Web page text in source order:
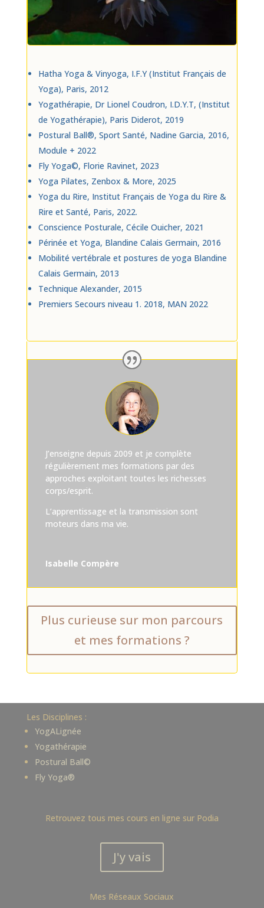
Hatha Yoga & Vinyoga, I.F.Y (Institut Français de
Yoga), Paris, 2012
Yogathérapie, Dr Lionel Coudron, I.D.Y.T, (Institut
de Yogathérapie), Paris Diderot, 2019
Postural Ball®, Sport Santé, Nadine Garcia, 2016,
Module + 2022
Fly Yoga©, Florie Ravinet, 2023
Yoga Pilates, Zenbox & More, 2025
Yoga du Rire, Institut Français de Yoga du Rire &
Rire et Santé, Paris, 2022.
Conscience Posturale, Cécile Ouicher, 2021
Périnée et Yoga, Blandine Calais Germain, 2016
Mobilité vertébrale et postures de yoga Blandine
Calais Germain, 2013
Technique Alexander, 2015
Premiers Secours niveau 1. 2018, MAN 2022
J’enseigne depuis 2009 et je complète
régulièrement mes formations par des
approches exploitant toutes les richesses
corps/esprit.
L’apprentissage et la transmission sont
moteurs dans ma vie.
Isabelle Compère
Plus curieuse sur mon parcours
et mes formations ?
Les Disciplines :
YogALignée
Yogathérapie
Postural Ball©
Fly Yoga®
Retrouvez tous mes cours en ligne sur Podia
J'y vais
Mes Réseaux Sociaux